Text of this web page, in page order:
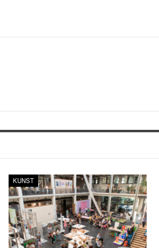
KUNST